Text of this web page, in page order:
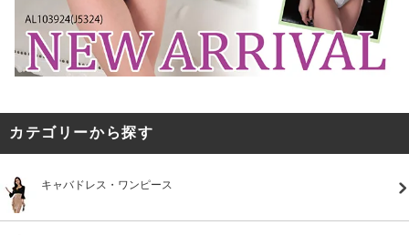
カテゴリーから探す
キャバドレス・ワンピース